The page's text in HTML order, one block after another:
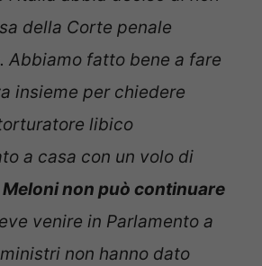
della Corte penale
Abbiamo fatto bene a fare
insieme per chiedere
libico
a casa con un volo di
non può continuare
venire in Parlamento a
non hanno dato